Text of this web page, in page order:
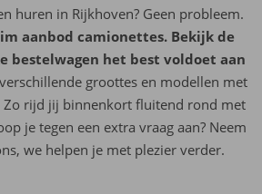
huren in Rijkhoven? Geen probleem.
aanbod camionettes. Bekijk de
bestelwagen het best voldoet aan
groottes en modellen met
Zo rijd jij binnenkort fluitend rond met
je tegen een extra vraag aan? Neem
we helpen je met plezier verder.